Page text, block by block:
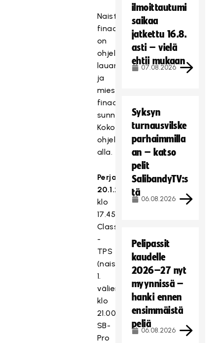
Naisten
finaali
on
ohjelmassa
lauantaina
ja
miesten
finaali
sunnuntaina.
Koko
ohjelma
alla.
Perjantai
20.1.2023
klo
17.45
Classic
-
TPS
(naisten
1.
välierä)
klo
21.00
SB-
Pro
ilmoittautumi
saikaa
jatkettu 16.8.
asti – vielä
ehtii mukaan
07.08.2026
Syksyn
turnausvilske
parhaimmilla
an – katso
pelit
SalibandyTV:s
tä
06.08.2026
Pelipassit
kaudelle
2026–27 nyt
myynnissä –
hanki ennen
ensimmäistä
peliä
06.08.2026